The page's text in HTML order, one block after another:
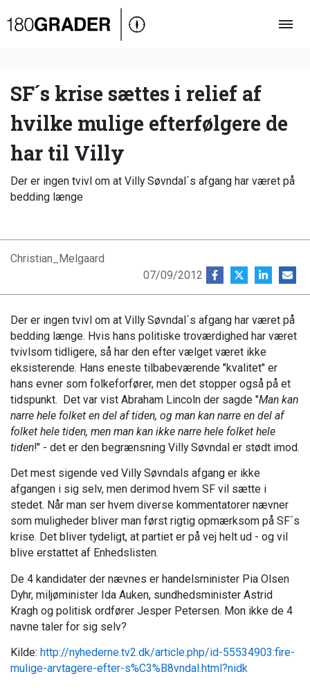
Oversigt
Debat
Video
Podcast
SF´s krise sættes i relief af
hvilke mulige efterfølgere de
har til Villy
Der er ingen tvivl om at Villy Søvndal´s afgang har været på
bedding længe
Christian_Melgaard
07/09/2012
Der er ingen tvivl om at Villy Søvndal´s afgang har været på
bedding længe. Hvis hans politiske troværdighed har været
tvivlsom tidligere, så har den efter vælget været ikke
eksisterende. Hans eneste tilbabeværende "kvalitet" er
hans evner som folkeforfører, men det stopper også på et
tidspunkt. Det var vist Abraham Lincoln der sagde "Man kan
narre hele folket en del af tiden, og man kan narre en del af
folket hele tiden, men man kan ikke narre hele folket hele
tiden!" - det er den begrænsning Villy Søvndal er stødt imod.
Det mest sigende ved Villy Søvndals afgang er ikke
afgangen i sig selv, men derimod hvem SF vil sætte i
stedet. Når man ser hvem diverse kommentatorer nævner
som muligheder bliver man først rigtig opmærksom på SF´s
krise. Det bliver tydeligt, at partiet er på vej helt ud - og vil
blive erstattet af Enhedslisten.
De 4 kandidater der nævnes er handelsminister Pia Olsen
Dyhr, miljøminister Ida Auken, sundhedsminister Astrid
Kragh og politisk ordfører Jesper Petersen. Mon ikke de 4
navne taler for sig selv?
Kilde: http://nyhederne.tv2.dk/article.php/id-55534903:fire-
mulige-arvtagere-efter-s%C3%B8vndal.html?nidk